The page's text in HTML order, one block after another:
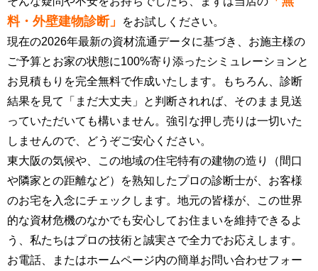
料・外壁建物診断」
をお試しください。
現在の2026年最新の資材流通データに基づき、お施主様の
ご予算とお家の状態に100%寄り添ったシミュレーションと
お見積もりを完全無料で作成いたします。もちろん、診断
結果を見て「まだ大丈夫」と判断されれば、そのまま見送
っていただいても構いません。強引な押し売りは一切いた
しませんので、どうぞご安心ください。
東大阪の気候や、この地域の住宅特有の建物の造り（間口
や隣家との距離など）を熟知したプロの診断士が、お客様
のお宅を入念にチェックします。地元の皆様が、この世界
的な資材危機のなかでも安心してお住まいを維持できるよ
う、私たちはプロの技術と誠実さで全力でお応えします。
お電話、またはホームページ内の簡単お問い合わせフォー